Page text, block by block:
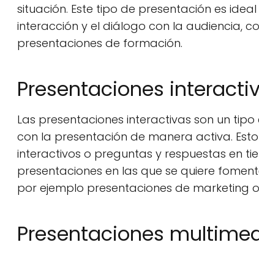
situación. Este tipo de presentación es
interacción y el diálogo con la audiencia,
presentaciones de formación.
Presentaciones
Las presentaciones interactivas son un
con la presentación de manera activa.
interactivos o preguntas y respuestas en
presentaciones en las que se quiere
por ejemplo presentaciones de marketing
Presentaciones